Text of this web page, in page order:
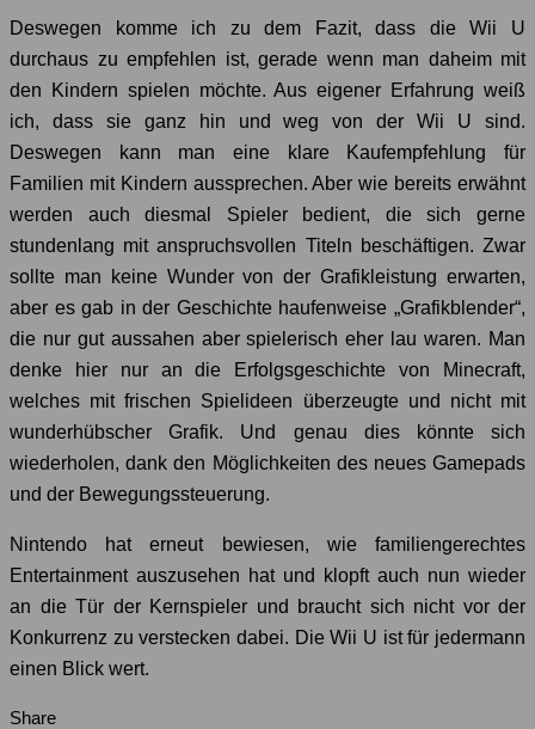
Deswegen komme ich zu dem Fazit, dass die Wii U
durchaus zu empfehlen ist, gerade wenn man daheim mit
den Kindern spielen möchte. Aus eigener Erfahrung weiß
ich, dass sie ganz hin und weg von der Wii U sind.
Deswegen kann man eine klare Kaufempfehlung für
Familien mit Kindern aussprechen. Aber wie bereits erwähnt
werden auch diesmal Spieler bedient, die sich gerne
stundenlang mit anspruchsvollen Titeln beschäftigen. Zwar
sollte man keine Wunder von der Grafikleistung erwarten,
aber es gab in der Geschichte haufenweise „Grafikblender“,
die nur gut aussahen aber spielerisch eher lau waren. Man
denke hier nur an die Erfolgsgeschichte von Minecraft,
welches mit frischen Spielideen überzeugte und nicht mit
wunderhübscher Grafik. Und genau dies könnte sich
wiederholen, dank den Möglichkeiten des neues Gamepads
und der Bewegungssteuerung.
Nintendo hat erneut bewiesen, wie familiengerechtes
Entertainment auszusehen hat und klopft auch nun wieder
an die Tür der Kernspieler und braucht sich nicht vor der
Konkurrenz zu verstecken dabei. Die Wii U ist für jedermann
einen Blick wert.
Share